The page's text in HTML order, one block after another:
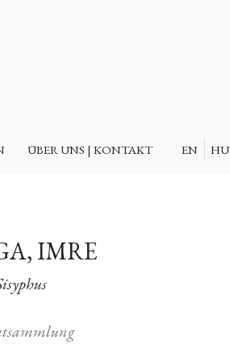
ÜBER UNS | KONTAKT EN HU
IMRE